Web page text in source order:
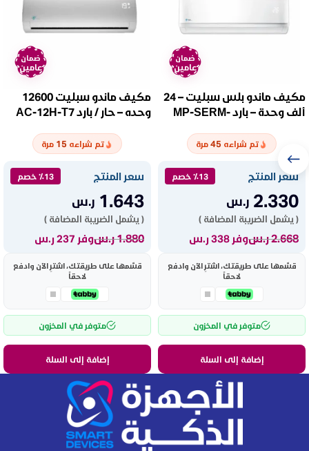
ضمان
عامين
مكيف ماندو بلس سبليت – 24
ألف وحدة – بارد MP-SERM-
تم شراءه 45 مرة
سعر المنتج ٪13 خصم
2.330 ر.س
( يشمل الضريبة المضافة )
2.668ر.سوفر 338 ر.س
قسّمها على طريقتك، اشترِ الآن وادفع
لاحقاً
متوفر في المخزون
إضافة إلى السلة
ضمان
عامين
مكيف ماندو سبليت 12600
وحده – حار / بارد AC-12H-T7
تم شراءه 15 مرة
سعر المنتج ٪13 خصم
1.643 ر.س
( يشمل الضريبة المضافة )
1.880ر.سوفر 237 ر.س
قسّمها على طريقتك، اشترِ الآن وادفع
لاحقاً
متوفر في المخزون
إضافة إلى السلة